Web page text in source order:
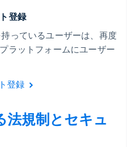
登録
っているユーザーは、再度
ラットフォームにユーザー
登録
法規制とセキュ